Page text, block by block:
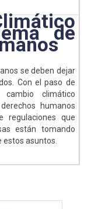
de
se deben dejar
Con el paso de
climático
humanos
regulaciones que
están tomando
estos asuntos.